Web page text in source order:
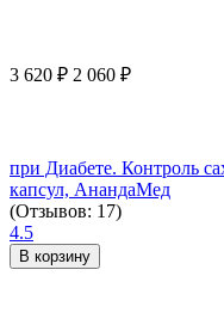
3 620 ₽ 2 060 ₽
при Диабете. Контроль
капсул, АнандаМед
(Отзывов: 17)
4.5
В корзину